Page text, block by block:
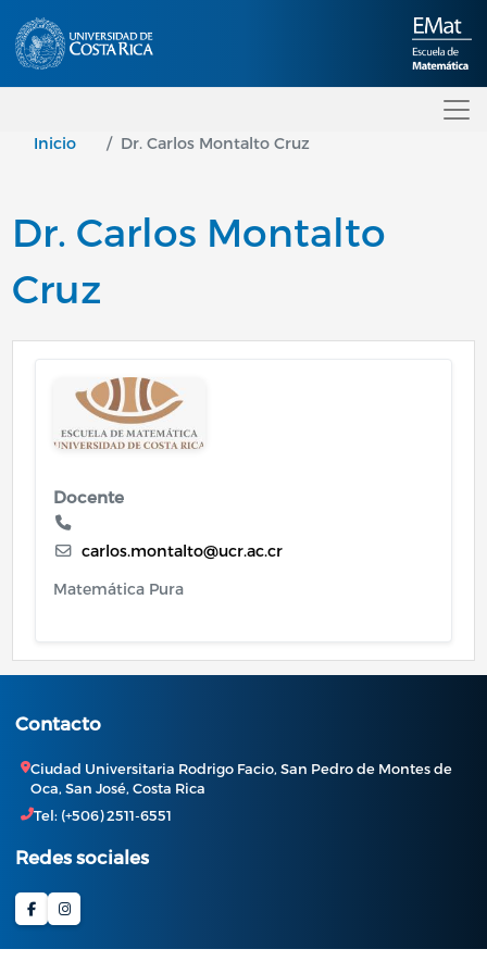
Inicio Dr. Carlos Montalto Cruz
Dr. Carlos Montalto
Cruz
Image
Docente
carlos.montalto@ucr.ac.cr
Matemática Pura
Contacto
Ciudad Universitaria Rodrigo Facio, San Pedro de Montes de
Oca, San José, Costa Rica
Tel: (+506) 2511-6551
Redes sociales